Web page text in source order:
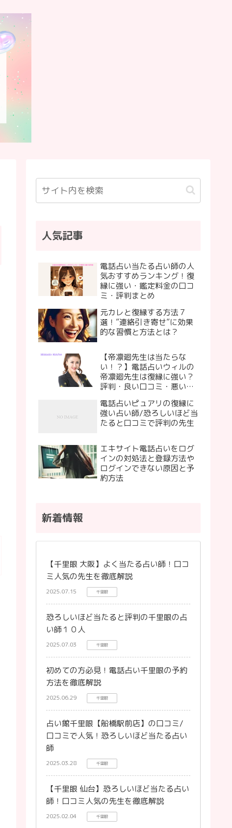
人気記事
電話占い当たる占い師の人
気おすすめランキング！復
縁に強い・鑑定料金の口コ
ミ・評判まとめ
元カレと復縁する方法７
選！”連絡引き寄せ”に効果
的な習慣と方法とは？
【帝凛廻先生は当たらな
い！？】電話占いウィルの
帝凛廻先生は復縁に強い？
評判・良い口コミ・悪い口
電話占いピュアリの復縁に
強い占い師/恐ろしいほど当
たると口コミで評判の先生
エキサイト電話占いをログ
インの対処法と登録方法や
ログインできない原因と予
約方法
新着情報
【千里眼 大阪】よく当たる占い師！口コ
ミ人気の先生を徹底解説
2025.07.15 千里眼
恐ろしいほど当たると評判の千里眼の占
い師１０人
2025.07.03 千里眼
初めての方必見！電話占い千里眼の予約
方法を徹底解説
2025.06.29 千里眼
占い館千里眼【船橋駅前店】の口コミ/
口コミで人気！恐ろしいほど当たる占い
師
2025.03.28 千里眼
【千里眼 仙台】恐ろしいほど当たる占い
師！口コミ人気の先生を徹底解説
2025.02.04 千里眼